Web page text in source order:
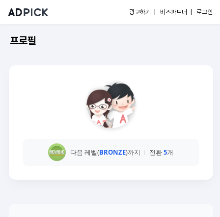
광고하기 | 비즈파트너 | 로그인
프로필
다음 레벨(BRONZE)까지 전환5개